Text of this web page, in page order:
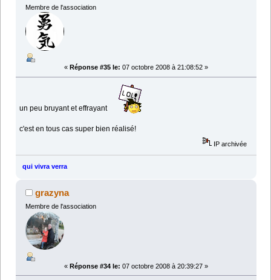
Membre de l'association
« Réponse #35 le: 07 octobre 2008 à 21:08:52 »
un peu bruyant et effrayant
c'est en tous cas super bien réalisé!
IP archivée
qui vivra verra
grazyna
Membre de l'association
« Réponse #34 le: 07 octobre 2008 à 20:39:27 »